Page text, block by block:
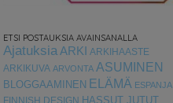
ETSI POSTAUKSIA AVAINSANALLA
AjatuksiaARKI ARKIHAASTE
ARKIKUVA ARVONTA ASUMINEN
BLOGGAAMINEN ELÄMÄ ESPANJA
FINNISH DESIGN HASSUT JUTUT